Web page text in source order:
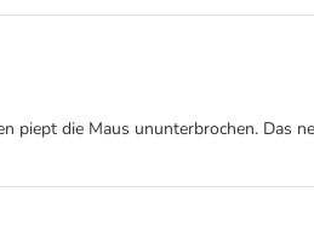
die Maus ununterbrochen. Das